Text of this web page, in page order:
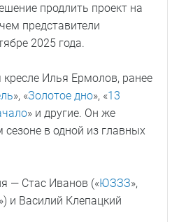
продлить проект на
представители
2025 года.
Илья Ермолов, ранее
», «Золотое дно», «13
» и другие. Он же
сезоне в одной из главных
— Стас Иванов («ЮЗЗЗ»,
») и Василий Клепацкий